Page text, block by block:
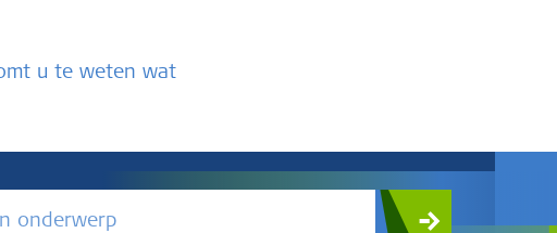
u te weten wat
onderwerp